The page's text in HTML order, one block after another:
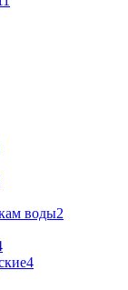
воды2
4